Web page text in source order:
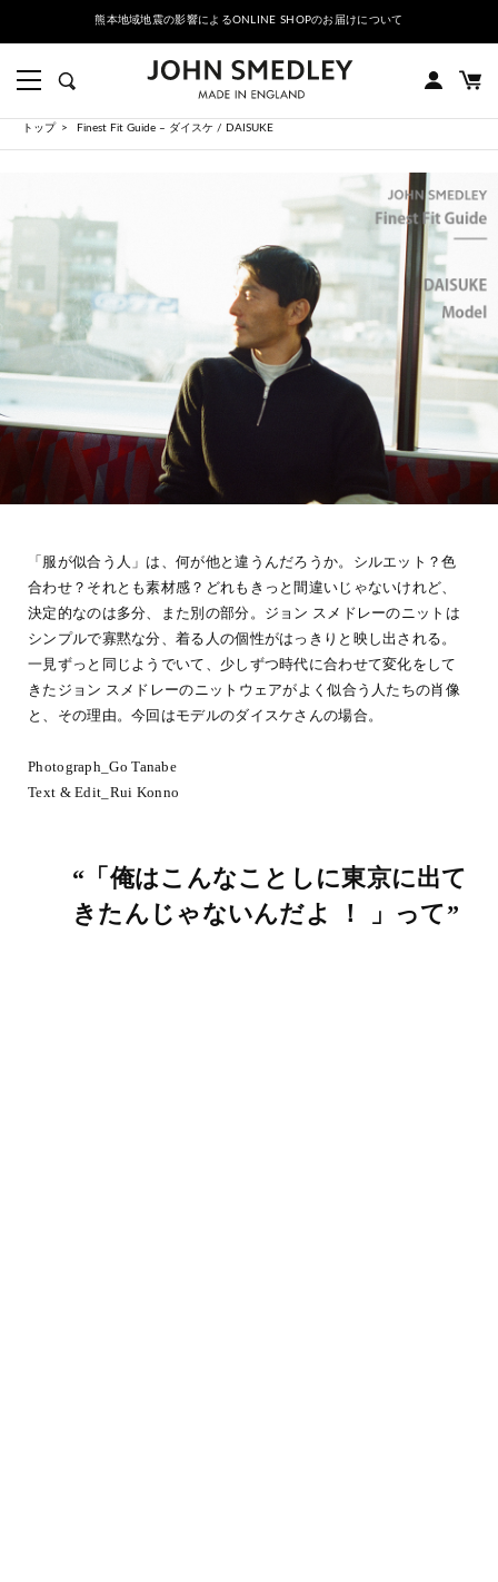
震の影響によるONLINE SHOPのお届けについて
トップ Finest Fit Guide – ダイスケ / DAISUKE
「服が似合う人」は、何が他と違うんだろうか。シルエット？色
合わせ？それとも素材感？どれもきっと間違いじゃないけれど、
決定的なのは多分、また別の部分。ジョン スメドレーのニットは
シンプルで寡黙な分、着る人の個性がはっきりと映し出される。
一見ずっと同じようでいて、少しずつ時代に合わせて変化をして
きたジョン スメドレーのニットウェアがよく似合う人たちの肖像
と、その理由。今回はモデルのダイスケさんの場合。
Photograph_Go Tanabe
Text & Edit_Rui Konno
“「俺はこんなことしに東京に出て
きたんじゃないんだよ ！ 」って”